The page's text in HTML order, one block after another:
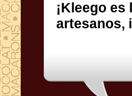
artesanos,